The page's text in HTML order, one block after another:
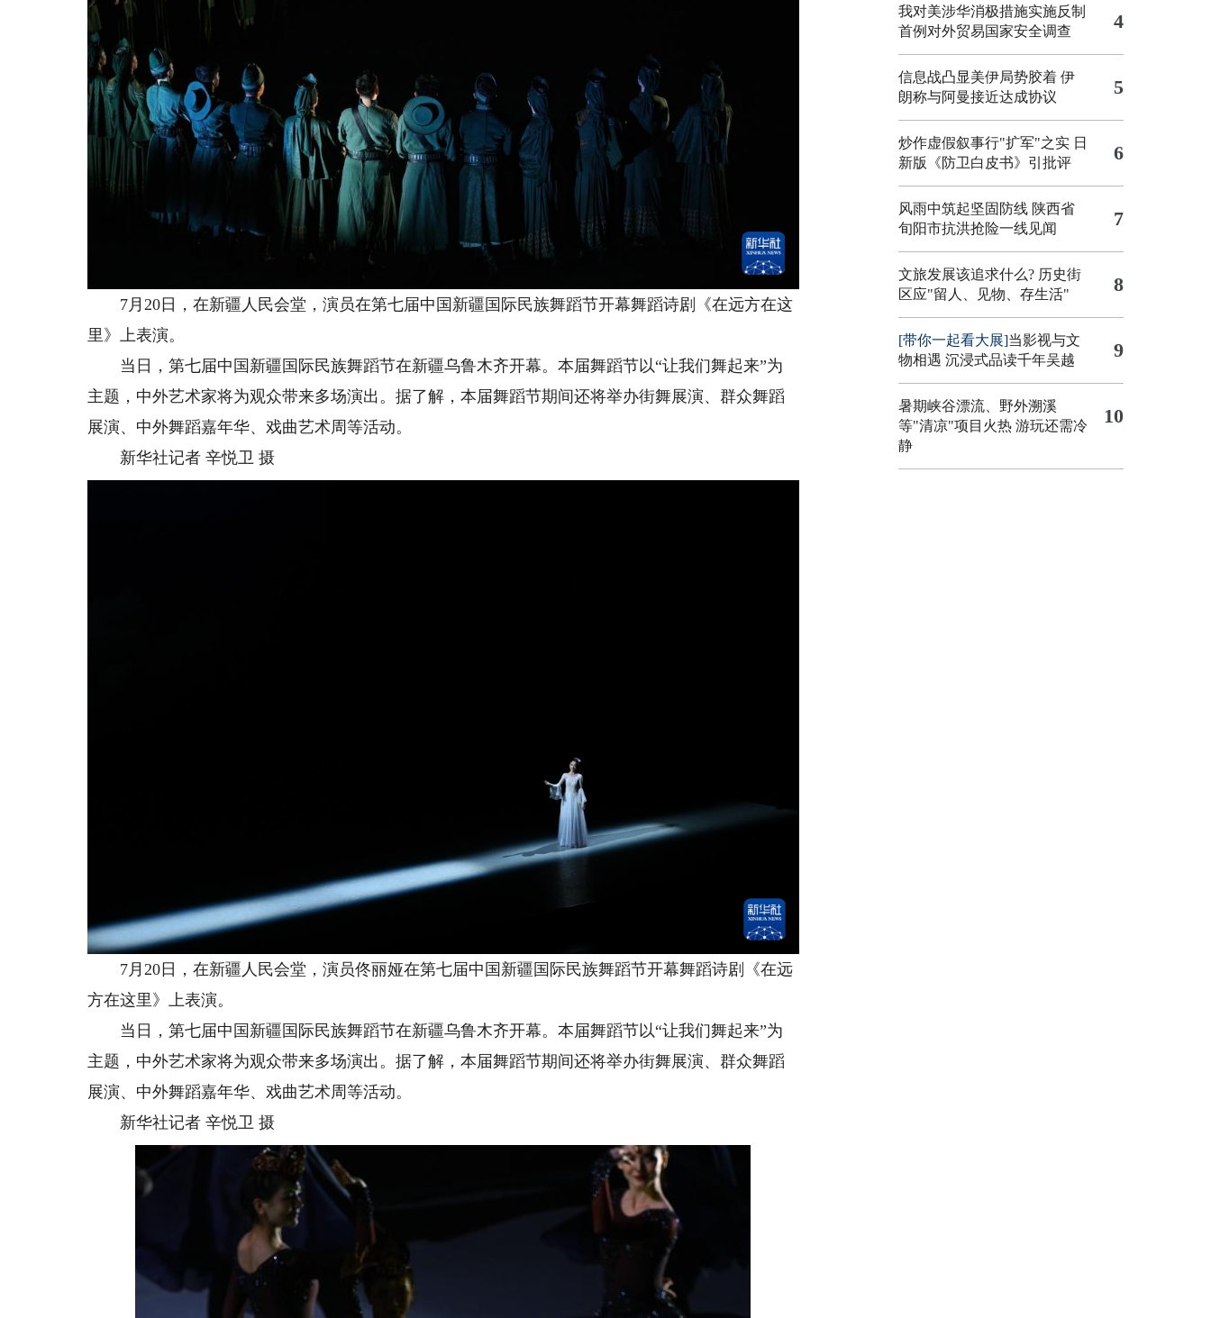
7月20日，在新疆人民会堂，演员在第七届中国新疆国际民族舞蹈节开幕舞蹈诗剧《在远方在这
里》上表演。
当日，第七届中国新疆国际民族舞蹈节在新疆乌鲁木齐开幕。本届舞蹈节以“让我们舞起来”为
主题，中外艺术家将为观众带来多场演出。据了解，本届舞蹈节期间还将举办街舞展演、群众舞蹈
展演、中外舞蹈嘉年华、戏曲艺术周等活动。
新华社记者 辛悦卫 摄
7月20日，在新疆人民会堂，演员佟丽娅在第七届中国新疆国际民族舞蹈节开幕舞蹈诗剧《在远
方在这里》上表演。
当日，第七届中国新疆国际民族舞蹈节在新疆乌鲁木齐开幕。本届舞蹈节以“让我们舞起来”为
主题，中外艺术家将为观众带来多场演出。据了解，本届舞蹈节期间还将举办街舞展演、群众舞蹈
展演、中外舞蹈嘉年华、戏曲艺术周等活动。
新华社记者 辛悦卫 摄
我对美涉华消极措施实施反制
首例对外贸易国家安全调查
4
信息战凸显美伊局势胶着 伊
朗称与阿曼接近达成协议
5
炒作虚假叙事行"扩军"之实 日
新版《防卫白皮书》引批评
6
风雨中筑起坚固防线 陕西省
旬阳市抗洪抢险一线见闻
7
文旅发展该追求什么? 历史街
区应"留人、见物、存生活"
8
[带你一起看大展]当影视与文
物相遇 沉浸式品读千年吴越
9
暑期峡谷漂流、野外溯溪
等"清凉"项目火热 游玩还需冷
静
10